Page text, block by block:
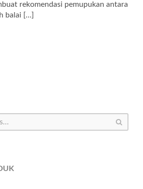
rekomendasi pemupukan antara
balai […]